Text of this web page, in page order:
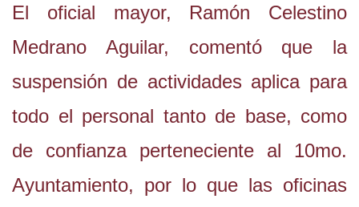
El oficial mayor, Ramón Celestino
Medrano Aguilar, comentó que la
suspensión de actividades aplica para
todo el personal tanto de base, como
de confianza perteneciente al 10mo.
Ayuntamiento, por lo que las oficinas